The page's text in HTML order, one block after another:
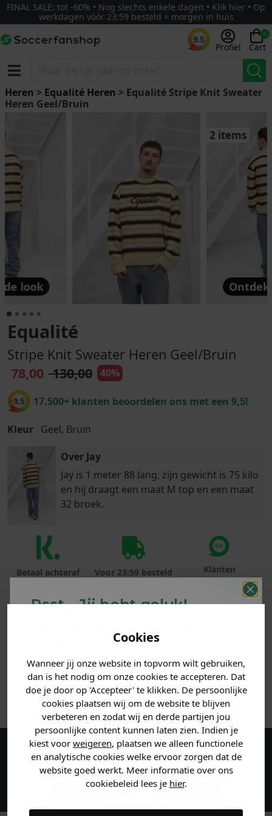
Cookies
Wanneer jij onze website in topvorm wilt gebruiken,
dan is het nodig om onze cookies te accepteren. Dat
doe je door op 'Accepteer' te klikken. De persoonlijke
cookies plaatsen wij om de website te blijven
verbeteren en zodat wij en derde partijen jou
persoonlijke content kunnen laten zien. Indien je
kiest voor weigeren, plaatsen we alleen functionele
en analytische cookies welke ervoor zorgen dat de
website goed werkt. Meer informatie over ons
cookiebeleid lees je hier.
FINAL SALE: tot -60% • Nog slechts enkele dagen • Klik hier • Op
werkdagen vóór 23:59 besteld = morgen in huis
9.5
Profiel
0
Cart
Heren > Equalité Heren > Equalité Stripe Knit Sweater
Heren Geel/Bruin
de look
2 items
Equalité
Stripe Knit Sweater Heren Geel/Bruin
78,00 130,00 40%
9.5 17.500+ klanten beoordelen ons met een 9,5!
Kleur Geel, Bruin
Over Jay
Jay is 1 meter 88 lang, zijn gewicht is 75 kilo
en hij draagt een maat M top en een maat
32 broek.
Betaal achteraf
Voor 23:59 besteld
Klanten
beoordelen ons
met een 9,6!
MATERIAAL & WASVOORSCHRIFT
ANDERE BESTELDEN OOK
Maak een account aan en ontvang 5%
korting op je eerste bestelling!
Psst... Jij hebt geluk!
Welke mystery
krijg jij? (Tot-30%
Vertel ons waar je naar op
zoek bent. 👇
Heren kleding
Dames kleding